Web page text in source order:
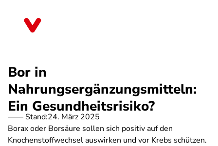
Bor in
Nahrungsergänzungsmitteln:
Ein Gesundheitsrisiko?
Stand:24. März 2025
Borax oder Borsäure sollen sich positiv auf den
Knochenstoffwechsel auswirken und vor Krebs schützen.